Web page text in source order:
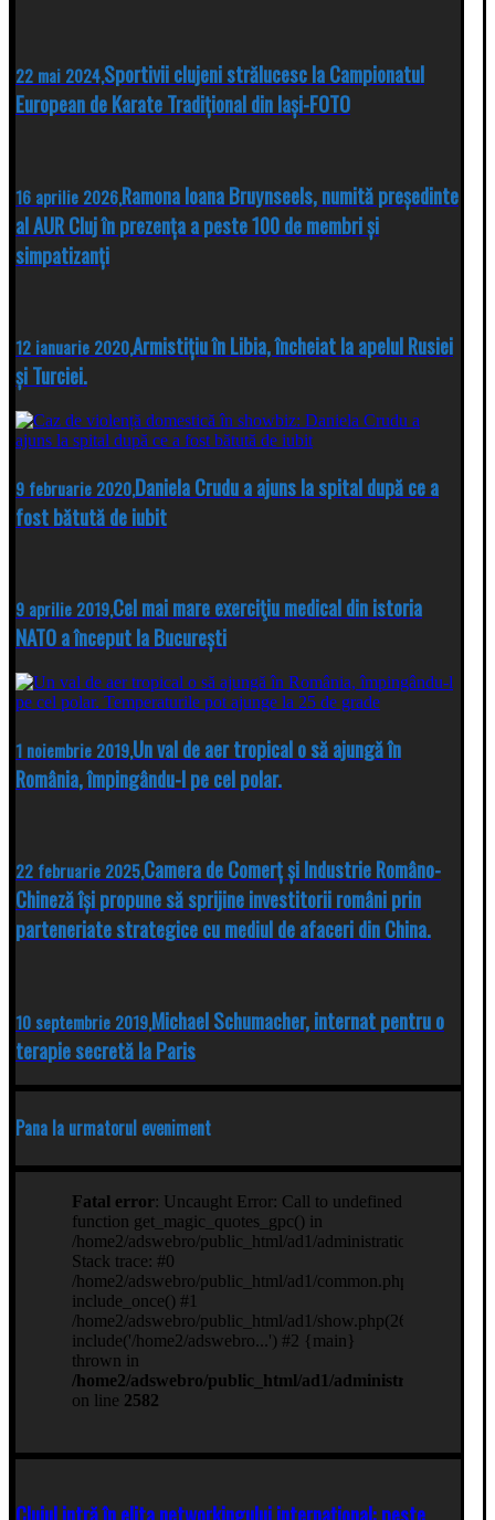
22 mai 2024,Sportivii clujeni strălucesc la Campionatul
European de Karate Tradițional din Iași-FOTO
16 aprilie 2026,Ramona Ioana Bruynseels, numită președinte
al AUR Cluj în prezența a peste 100 de membri și
simpatizanți
12 ianuarie 2020,Armistițiu în Libia, încheiat la apelul Rusiei
și Turciei.
9 februarie 2020,Daniela Crudu a ajuns la spital după ce a
fost bătută de iubit
9 aprilie 2019,Cel mai mare exerciţiu medical din istoria
NATO a început la București
1 noiembrie 2019,Un val de aer tropical o să ajungă în
România, împingându-l pe cel polar.
22 februarie 2025,Camera de Comerț și Industrie Româno-
Chineză își propune să sprijine investitorii români prin
parteneriate strategice cu mediul de afaceri din China.
10 septembrie 2019,Michael Schumacher, internat pentru o
terapie secretă la Paris
Pana la urmatorul eveniment